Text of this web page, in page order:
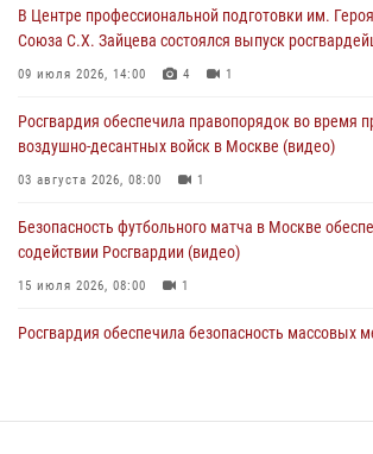
05 августа 2026, 12:35
Делегация МВД Республики Беларусь
04 августа 2026, 18:16 5
В Центре профессиональной подготовки им.
Союза С.Х. Зайцева состоялся выпуск
09 июля 2026, 14:00 4 1
Росгвардия обеспечила правопорядок во время
воздушно-десантных войск в Москве (видео)
03 августа 2026, 08:00 1
Безопасность футбольного матча в Москве
содействии Росгвардии (видео)
15 июля 2026, 08:00 1
Росгвардия обеспечила безопасность массовых